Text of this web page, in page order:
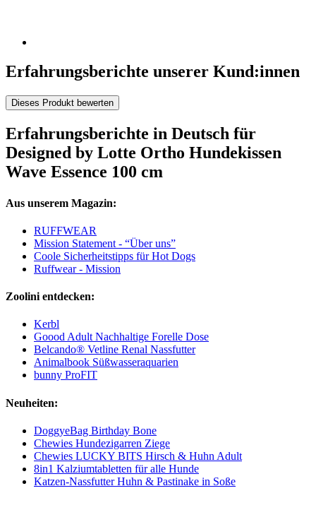
Erfahrungsberichte unserer Kund:innen
Dieses Produkt bewerten
Erfahrungsberichte in Deutsch für
Designed by Lotte Ortho Hundekissen
Wave Essence 100 cm
Aus unserem Magazin:
RUFFWEAR
Mission Statement - “Über uns”
Coole Sicherheitstipps für Hot Dogs
Ruffwear - Mission
Zoolini entdecken:
Kerbl
Goood Adult Nachhaltige Forelle Dose
Belcando® Vetline Renal Nassfutter
Animalbook Süßwasseraquarien
bunny ProFIT
Neuheiten:
DoggyeBag Birthday Bone
Chewies Hundezigarren Ziege
Chewies LUCKY BITS Hirsch & Huhn Adult
8in1 Kalziumtabletten für alle Hunde
Katzen-Nassfutter Huhn & Pastinake in Soße